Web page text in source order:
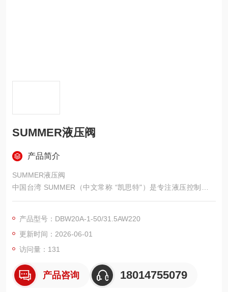
SUMMER液压阀
产品简介
SUMMER液压阀
中国台湾 SUMMER（中文常称 “凯思特"）是专注液压控制阀的
老牌厂商，以高性价比、高压耐疲劳、响应快、密封好见长，在
产品型号：DBW20A-1-50/31.5AW220
更新时间：2026-06-01
访问量：131
产品咨询 18014755079